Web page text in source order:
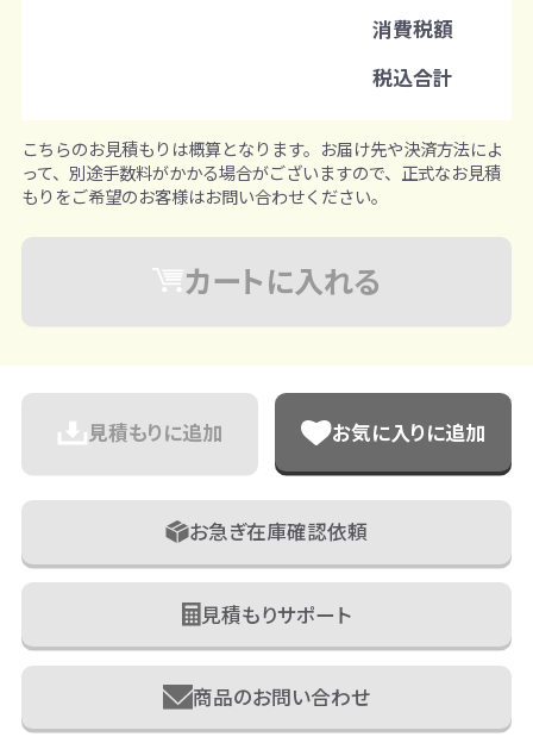
消費税額
税込合計
こちらのお見積もりは概算となります。お届け先や決済方法によ
って、別途手数料がかかる場合がございますので、正式なお見積
もりをご希望のお客様はお問い合わせください。
カートに入れる
見積もりに追加 お気に入りに追加
お急ぎ在庫確認依頼
見積もりサポート
商品のお問い合わせ